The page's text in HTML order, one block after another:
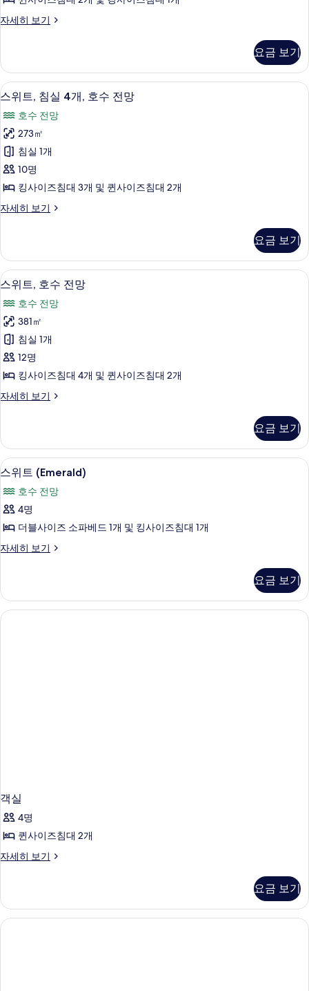
보
기
개,
호
전
망
사
진
모
두
보
기
자세히 보기
스
실
개,
수
전
망
자
세
히
보
기
요금 보기
스
트,
침
실
4
개,
호
전
망
사
진
모
두
보
기
스위트, 침실 4개, 호수 전망 | 이집트
12
스위트, 침실 4개, 호수 전망
호수 전망
273㎡
침실 1개
10명
킹사이즈침대 3개 및 퀸사이즈침대 2개
자세히 보기
스
실
4
개,
수
전
망
자
세
히
보
기
요금 보기
스
트,
호
수
전
망
사
모
두
보
기
스위트, 호수 전망 | 이집트산 면 시트,
12
스위트, 호수 전망
호수 전망
381㎡
침실 1개
12명
킹사이즈침대 4개 및 퀸사이즈침대 2개
자세히 보기
스
수
전
망
세
히
기
요금 보기
스
트
(Emerald)
사
진
두
보
스위트 (Emerald) | 거실 공간 | 평면 TV,
4
스위트 (Emerald)
호수 전망
4명
더블사이즈 소파베드 1개 및 킹사이즈침대 1개
자세히 보기
스
자
세
히
요금 보기
객실
4명
퀸사이즈침대 2개
자세히 보기
객
히
보
기
요금 보기